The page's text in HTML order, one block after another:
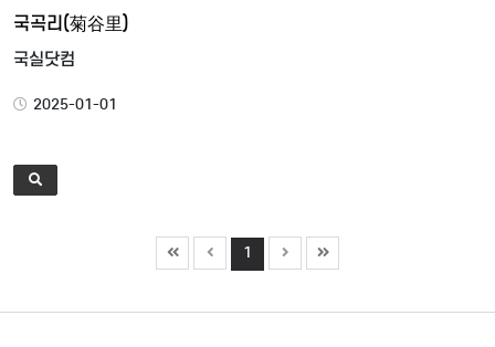
국곡리(菊谷里)
국실닷컴
2025-01-01
1